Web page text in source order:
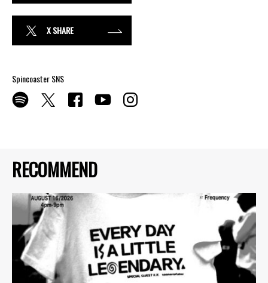
RECOMMEND
X SHARE
Spincoaster SNS